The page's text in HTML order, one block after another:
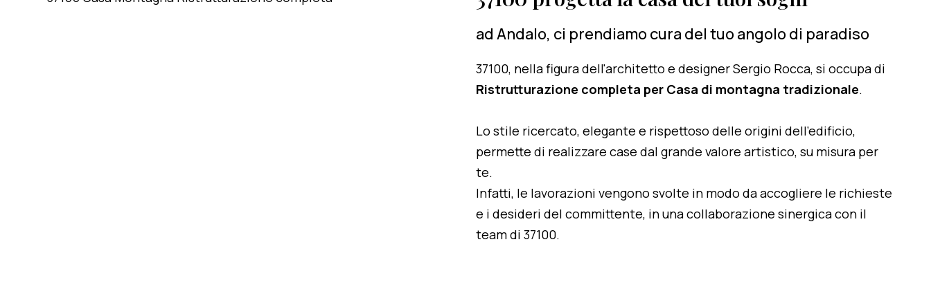
ad Andalo, ci prendiamo cura del tuo angolo di paradiso
37100, nella figura dell'architetto e designer Sergio Rocca, si occupa di
Ristrutturazione completa per Casa di montagna tradizionale.
Lo stile ricercato, elegante e rispettoso delle origini dell'edificio,
permette di realizzare case dal grande valore artistico, su misura per
te.
Infatti, le lavorazioni vengono svolte in modo da accogliere le richieste
e i desideri del committente, in una collaborazione sinergica con il
team di 37100.